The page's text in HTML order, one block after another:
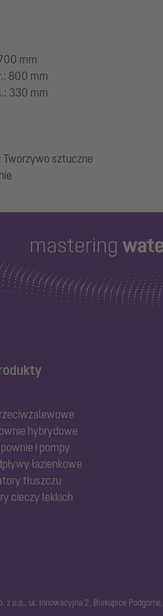
mm
800 mm
330 mm
Tworzywo sztuczne
hybrydowe
i pompy
łazienkowe
tłuszczu
cieczy lekkich
z o.o., ul. Innowacyjna 2, Biskupice